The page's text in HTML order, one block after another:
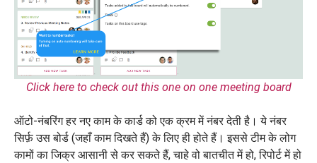
Click here to check out this one on one meeting board
ऑटो-नंबरिंग हर नए काम के कार्ड को एक क्रम में नंबर देती है। ये नंबर
सिर्फ़ उस बोर्ड (जहाँ काम दिखते हैं) के लिए ही होते हैं। इससे टीम के लोग
कामों का जिक्र आसानी से कर सकते हैं, चाहे वो बातचीत में हो, रिपोर्ट में हो